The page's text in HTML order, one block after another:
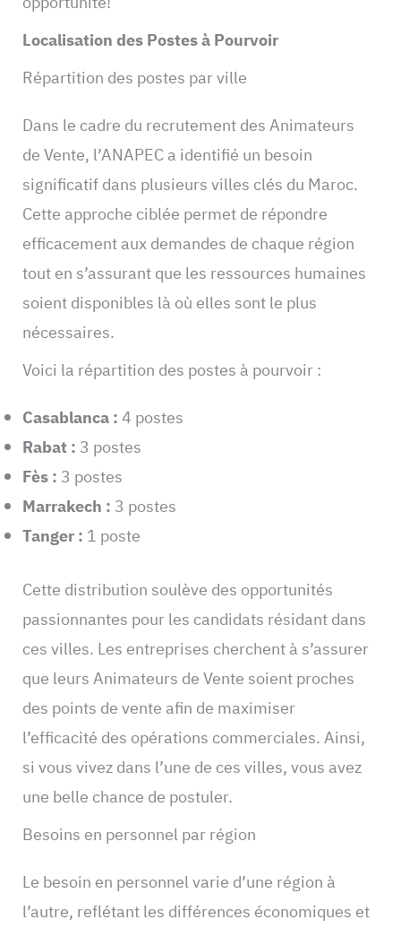
Localisation des Postes à Pourvoir
Répartition des postes par ville
Dans le cadre du recrutement des Animateurs
de Vente, l’ANAPEC a identifié un besoin
significatif dans plusieurs villes clés du Maroc.
Cette approche ciblée permet de répondre
efficacement aux demandes de chaque région
tout en s’assurant que les ressources humaines
soient disponibles là où elles sont le plus
nécessaires.
Voici la répartition des postes à pourvoir :
Casablanca :4 postes
Rabat : 3 postes
Fès : 3 postes
Marrakech : 3 postes
Tanger : 1 poste
Cette distribution soulève des opportunités
passionnantes pour les candidats résidant dans
ces villes. Les entreprises cherchent à s’assurer
que leurs Animateurs de Vente soient proches
des points de vente afin de maximiser
l’efficacité des opérations commerciales. Ainsi,
si vous vivez dans l’une de ces villes, vous avez
une belle chance de postuler.
Besoins en personnel par région
Le besoin en personnel varie d’une région à
l’autre, reflétant les différences économiques et